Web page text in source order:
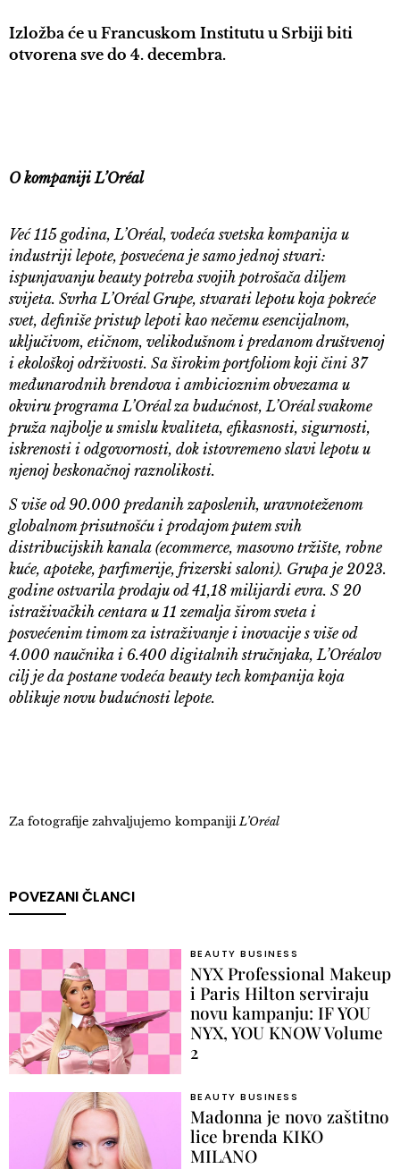
Izložba će u Francuskom Institutu u Srbiji biti
otvorena sve do 4. decembra.
O kompaniji L’Oréal
Već 115 godina, L’Oréal, vodeća svetska kompanija u
industriji lepote, posvećena je samo jednoj stvari:
ispunjavanju beauty potreba svojih potrošača diljem
svijeta. Svrha L’Oréal Grupe, stvarati lepotu koja pokreće
svet, definiše pristup lepoti kao nečemu esencijalnom,
uključivom, etičnom, velikodušnom i predanom društvenoj
i ekološkoj održivosti. Sa širokim portfoliom koji čini 37
međunarodnih brendova i ambicioznim obvezama u
okviru programa L’Oréal za budućnost, L’Oréal svakome
pruža najbolje u smislu kvaliteta, efikasnosti, sigurnosti,
iskrenosti i odgovornosti, dok istovremeno slavi lepotu u
njenoj beskonačnoj raznolikosti.
S više od 90.000 predanih zaposlenih, uravnoteženom
globalnom prisutnošću i prodajom putem svih
distribucijskih kanala (ecommerce, masovno tržište, robne
kuće, apoteke, parfimerije, frizerski saloni). Grupa je 2023.
godine ostvarila prodaju od 41,18 milijardi evra. S 20
istraživačkih centara u 11 zemalja širom sveta i
posvećenim timom za istraživanje i inovacije s više od
4.000 naučnika i 6.400 digitalnih stručnjaka, L’Oréalov
cilj je da postane vodeća beauty tech kompanija koja
oblikuje novu budućnosti lepote.
Za fotografije zahvaljujemo kompanijiL’Oréal
POVEZANI ČLANCI
BEAUTY BUSINESS
NYX Professional Makeup
i Paris Hilton serviraju
novu kampanju: IF YOU
NYX, YOU KNOW Volume
2
BEAUTY BUSINESS
Madonna je novo zaštitno
lice brenda KIKO
MILANO